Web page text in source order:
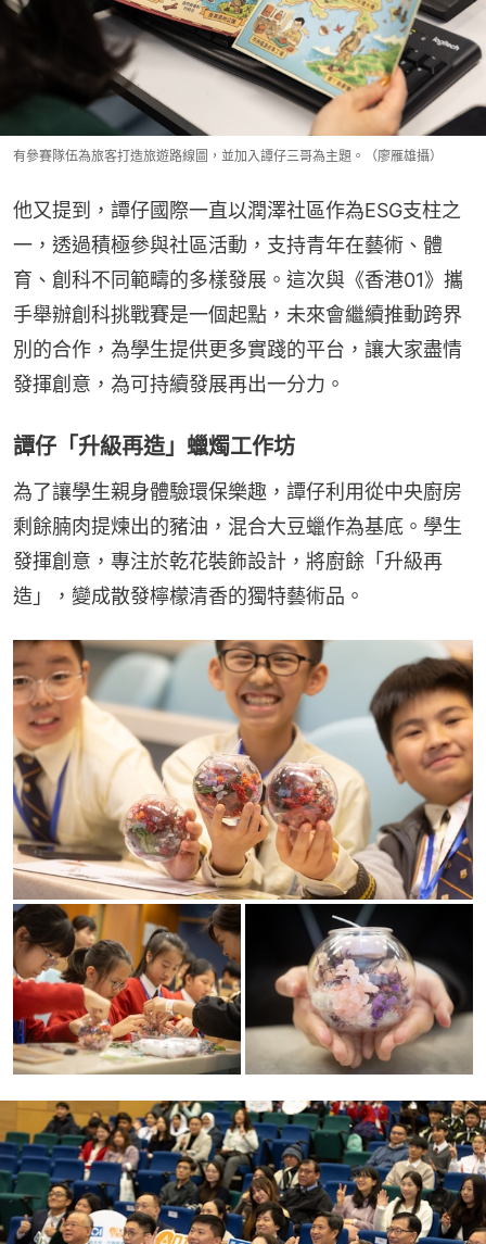
有參賽隊伍為旅客打造旅遊路線圖，並加入譚仔三哥為主題。（廖雁雄攝）
他又提到，譚仔國際一直以潤澤社區作為ESG支柱之
一，透過積極參與社區活動，支持青年在藝術、體
育、創科不同範疇的多樣發展。這次與《香港01》攜
手舉辦創科挑戰賽是一個起點，未來會繼續推動跨界
別的合作，為學生提供更多實踐的平台，讓大家盡情
發揮創意，為可持續發展再出一分力。
譚仔「升級再造」蠟燭工作坊
為了讓學生親身體驗環保樂趣，譚仔利用從中央廚房
剩餘腩肉提煉出的豬油，混合大豆蠟作為基底。學生
發揮創意，專注於乾花裝飾設計，將廚餘「升級再
造」，變成散發檸檬清香的獨特藝術品。